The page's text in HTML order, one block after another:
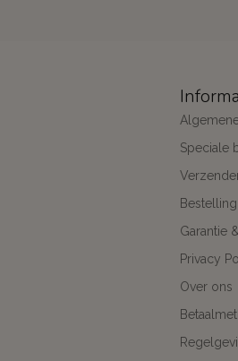
Speciale
Garantie
Privacy
Over ons